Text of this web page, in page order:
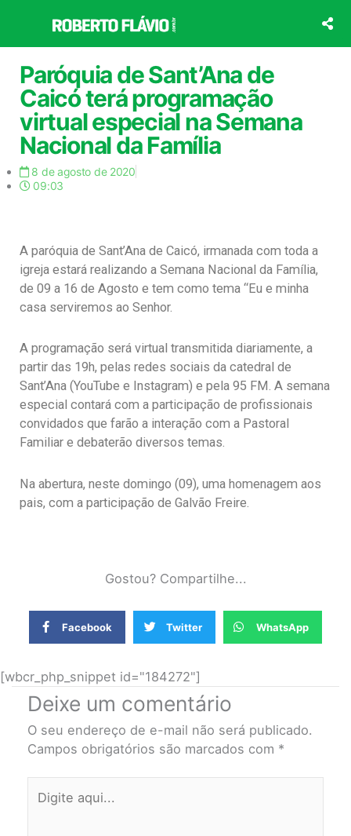
o
conteúdo
Paróquia de Sant’Ana de
Caicó terá programação
virtual especial na Semana
Nacional da Família
8 de agosto de 2020
09:03
A paróquia de Sant’Ana de Caicó, irmanada com toda a
igreja estará realizando a Semana Nacional da Família,
de 09 a 16 de Agosto e tem como tema “Eu e minha
casa serviremos ao Senhor.
A programação será virtual transmitida diariamente, a
partir das 19h, pelas redes sociais da catedral de
Sant’Ana (YouTube e Instagram) e pela 95 FM. A semana
especial contará com a participação de profissionais
convidados que farão a interação com a Pastoral
Familiar e debaterão diversos temas.
Na abertura, neste domingo (09), uma homenagem aos
pais, com a participação de Galvão Freire.
Gostou? Compartilhe...
Facebook Twitter WhatsApp
[wbcr_php_snippet id="184272"]
Deixe um comentário
O seu endereço de e-mail não será publicado.
Campos obrigatórios são marcados com *
aqui...